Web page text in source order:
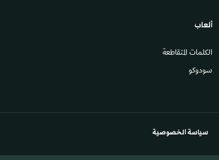
ألعاب
الكلمات المتقاطعة
سودوكو
سياسة الخصوصية